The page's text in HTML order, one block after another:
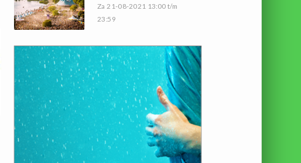
Za 21-08-2021 13:00 t/m
23:59